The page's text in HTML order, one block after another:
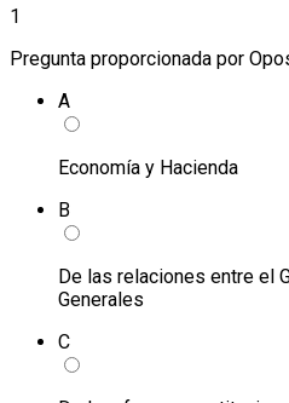
1
Pregunta proporcionada por
A
Economía y Hacienda
B
De las relaciones entre el
Generales
C